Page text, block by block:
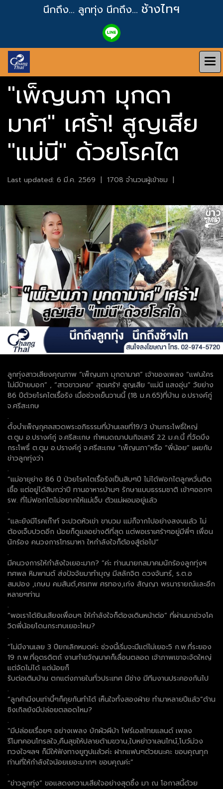
นึกถึง... ลูกทุ่ง นึกถึง... ช้างไทฯ
"เพ็ญนภา มุกดา
มาศ" เศร้า! สูญเสีย
"แม่นี" ด้วยโรคไต
Last updated: 6 มี.ค. 2569 | 1708 จำนวนผู้เข้าชม |
ลูกทุ่งสาวเสียงคุณภาพ “เพ็ญนภา มุกดามาศ” เจ้าของเพลง “แฟนใคร
ไม่มีป้ายบอก” , “สาวขาวเคย” สุดเศร้า! สูญเสีย “แม่นี แสงอุ่น” วัยย่าง
86 ปีด้วยโรคไตเรื้อรัง เมื่อช่วงเย็นวานนี้ (18 ม.ค.65)ที่บ้าน อ.ปรางค์กู่
จ.ศรีสะเกษ
.
ตั้งบำเพ็ญกุศลสวดพระอภิธรรมที่บ้านเลขที่19/3 บ้านกระโพธิ์ใหญ่
ต.ตูม อ.ปรางค์กู่ จ.ศรีสะเกษ กำหนดฌาปนกิจเสาร์ 22 ม.ค.นี้ ที่วัดบึง
กระโพธิ์ ต.ตูม อ.ปรางค์กู่ จ.ศรีสะเกษ “เพ็ญนภา”หรือ “พี่น้อย” เผยกับ
ข่าวลูกทุ่งว่า
.
“แม่อายุย่าง 86 ปี ป่วยโรคไตเรื้อรังเป็นสิบๆปี ไม่ได้ฟอกไตลูกหวั่นติด
เชื้อ แต่อยู่ได้สิบกว่าปี ทานอาหารบ้านๆ รักษาแบบธรรมชาติ เข้าๆออกๆ
รพ. ที่ไม่ฟอกไตไม่อยากให้แม่เจ็บ ตัวแม่ผอมอยู่แล้ว
.
“และยังมีโรคเก๊าท์ จะปวดหัวเข่า ขาบวม แม่ก็จากไปอย่างสงบแล้ว ไม่
ต้องเจ็บปวดอีก น้อยก็ดูแลอย่างดีที่สุด แต่พอเราเศร้าๆอยู่มีพี่ๆ เพื่อน
นักร้อง คนวงการโทรมาหา ใหกำลังใจก็ต้องสู้ต่อไป”
.
มีคนวงการให้กำลังใจเยอะมาก? “ค่ะ ท่านนายกสมาคมนักร้องลูกทุ่งฯ
ทศพล หิมพานต์ ส่งปัจจัยมาทำบุญ มีสลักจิต ดวงจันทร์, ร.ต.อ
สมปอง ,เกษม คมสันต์,ศรเทพ ศรทอง,เก่ง สัญญา พรนารายณ์และอีก
หลายๆท่าน
.
“พอเราได้ยินเสียงเพื่อนๆ ให้กำลังใจก็ต้องเดินหน้าต่อ” ที่ผ่านมาช่วงโค
วิดพี่น้อยโดนกระทบเยอะไหม?
.
“ไม่มีงานเลย 3 ปียกเลิกหมดค่ะ ช่วงนี้เริ่มจะมีแต่ไม่เยอะ5 ก.พ.ที่ระยอง
19 ก.พ.ที่อุตรดิตถ์ งานทำขวัญนาคก็เลื่อนตลอด เจ้าภาพเขาจะจัดใหญ่
แต่จัดไม่ได้ แต่น้อยก็
รับต่อเติมบ้าน ตกแต่งภายในทั่วประเทศ มีช่าง มีทีมงานประคองกันไป
.
“ลูกค้ามีงบเท่านี้ๆก็คุยกันทำได้ เห็นใจทั้งสองฝ่าย ทำมาหลายปีแล้ว”ด้าน
ซิงเกิลยังมีปล่อยตลอดไหม?
.
“มีปล่อยเรื่อยๆ อย่างเพลง บักผัวผีบ้า โฟร์เอสไทยแลนด์ เพลง
รีโมทคอนโทรลใจ,คืนสุขให้ปลายด้ามขวาน,ใบหย่าวาเลนไทน์,โบว์ม่วง
ทวงใจฯลฯ ก็มีให้ฟังทางยูทูปแล้วค่ะ ฝากแฟนๆด้วยนะคะ ขอบคุณทุก
ท่านที่ให้กำลังใจน้อยเยอะมากๆ ขอบคุณค่ะ”
.
“ข่าวลูกทุ่ง” ขอแสดงความเสียใจอย่างสุดซึ้ง มา ณ โอกาสนี้ด้วย